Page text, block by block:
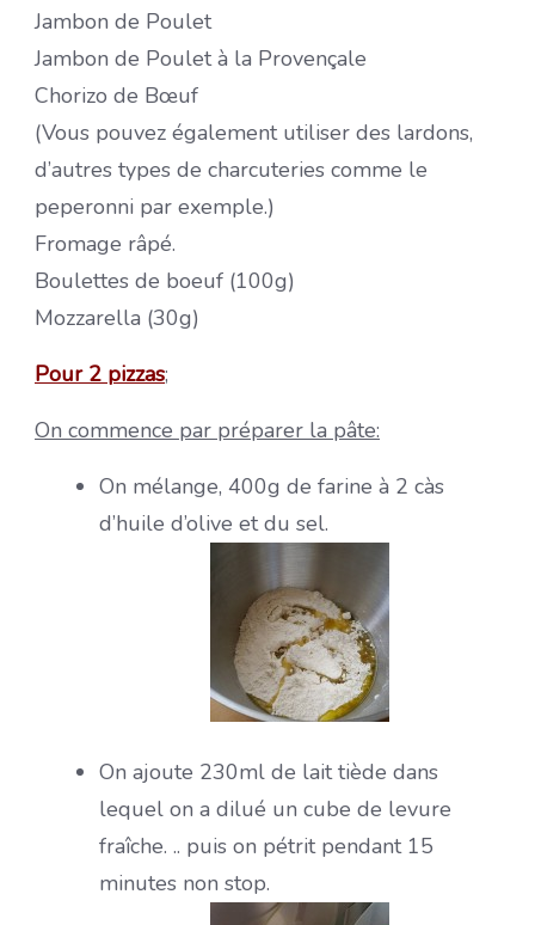
Jambon de Poulet
Jambon de Poulet à la Provençale
Chorizo de Bœuf
(Vous pouvez également utiliser des lardons,
d’autres types de charcuteries comme le
peperonni par exemple.)
Fromage râpé.
Boulettes de boeuf (100g)
Mozzarella (30g)
Pour 2 pizzas;
On commence par préparer la pâte:
On mélange, 400g de farine à 2 càs
d’huile d’olive et du sel.
On ajoute 230ml de lait tiède dans
lequel on a dilué un cube de levure
fraîche. .. puis on pétrit pendant 15
minutes non stop.